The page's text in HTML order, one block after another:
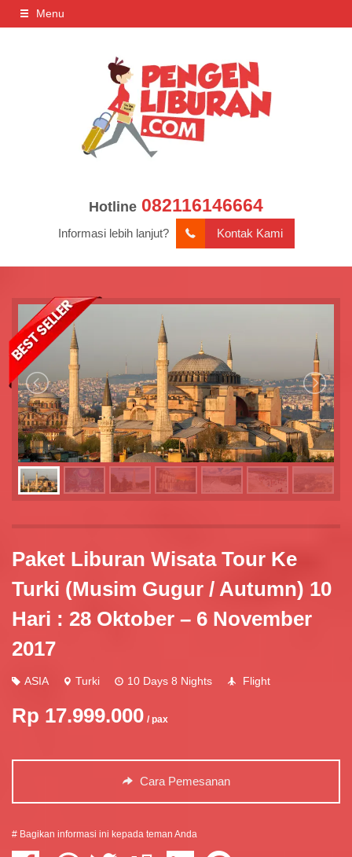
Menu
Hotline 082116146664
Informasi lebih lanjut? Kontak Kami
Paket Liburan Wisata Tour Ke
Turki (Musim Gugur / Autumn) 10
Hari : 28 Oktober – 6 November
2017
ASIA Turki 10 Days 8 Nights Flight
Rp 17.999.000 / pax
Cara Pemesanan
# Bagikan informasi ini kepada teman Anda